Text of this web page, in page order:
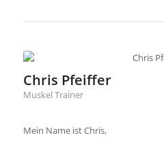
Chris Pfeiffer
Muskel Trainer
Mein Name ist Chris,